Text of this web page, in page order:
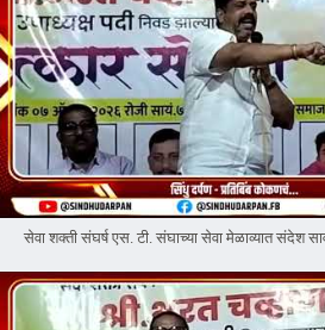
सेवा शक्ती संघर्ष एस. टी. संघाच्या सेवा मेळाव्यात संदेश